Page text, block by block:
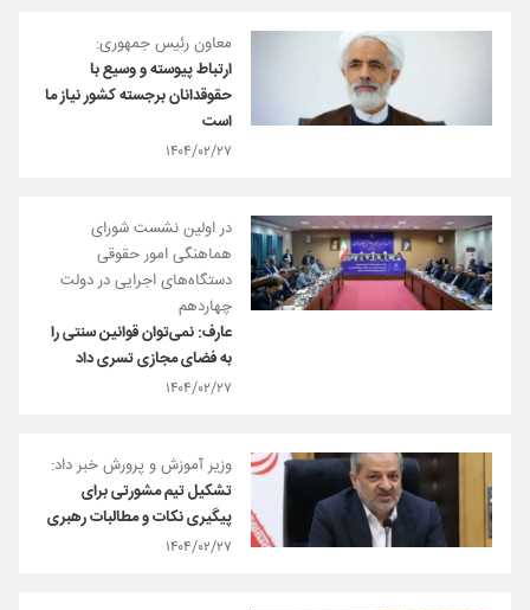
معاون رئیس جمهوری:
ارتباط پیوسته و وسیع با
حقوقدانان برجسته کشور نیاز ما
است
۱۴۰۴/۰۲/۲۷
در اولین نشست شورای
هماهنگی امور حقوقی
دستگاه‌های اجرایی در دولت
چهاردهم
عارف: نمی‌توان قوانین سنتی را
به فضای مجازی تسری داد
۱۴۰۴/۰۲/۲۷
وزیر آموزش و پرورش خبر داد:
تشکیل تیم مشورتی برای
پیگیری نکات و مطالبات رهبری
۱۴۰۴/۰۲/۲۷